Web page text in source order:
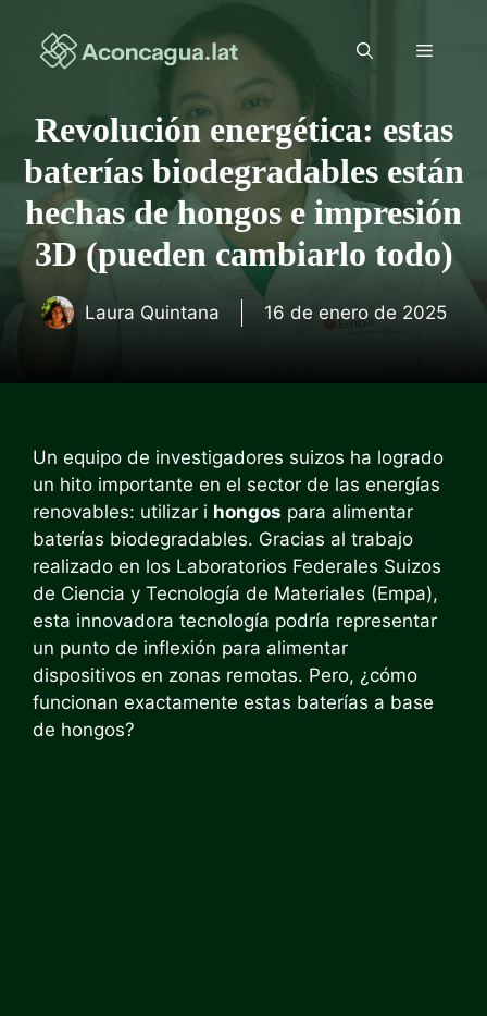
contenido
Menú
Revolución energética: estas
baterías biodegradables están
hechas de hongos e impresión
3D (pueden cambiarlo todo)
Laura Quintana 16 de enero de 2025
Un equipo de investigadores suizos ha logrado
un hito importante en el sector de las energías
renovables: utilizar i hongos para alimentar
baterías biodegradables. Gracias al trabajo
realizado en los Laboratorios Federales Suizos
de Ciencia y Tecnología de Materiales (Empa),
esta innovadora tecnología podría representar
un punto de inflexión para alimentar
dispositivos en zonas remotas. Pero, ¿cómo
funcionan exactamente estas baterías a base
de hongos?